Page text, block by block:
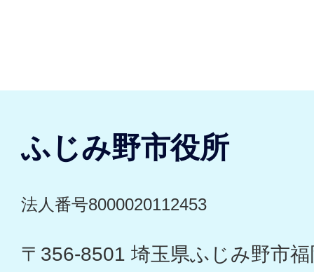
ふじみ野市役所
法人番号8000020112453
〒356-8501 埼玉県ふじみ野市